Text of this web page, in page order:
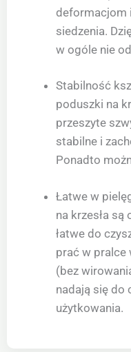
deformacjom
siedzenia.
w ogóle nie
Stabilność
poduszki na
przeszyte
stabilne i
Ponadto
Łatwe w
na krzesła są
łatwe do
prać w pralce
(bez
nadają się do
użytkowania.